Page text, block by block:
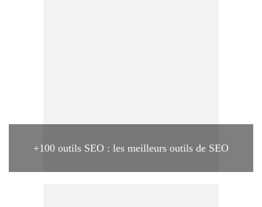
+100 outils SEO : les meilleurs outils de SEO